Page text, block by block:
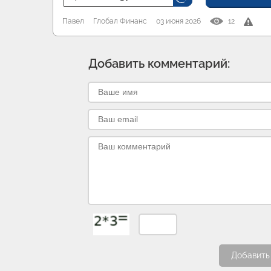
Павел Глобал Финанс 03 июня 2026 12
Добавить комментарий: